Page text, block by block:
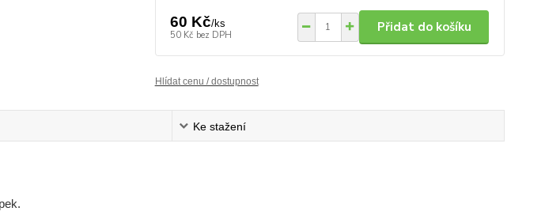
60 Kč/ks
50 Kč bez DPH
Přidat do košíku
Hlídat cenu / dostupnost
Ke stažení